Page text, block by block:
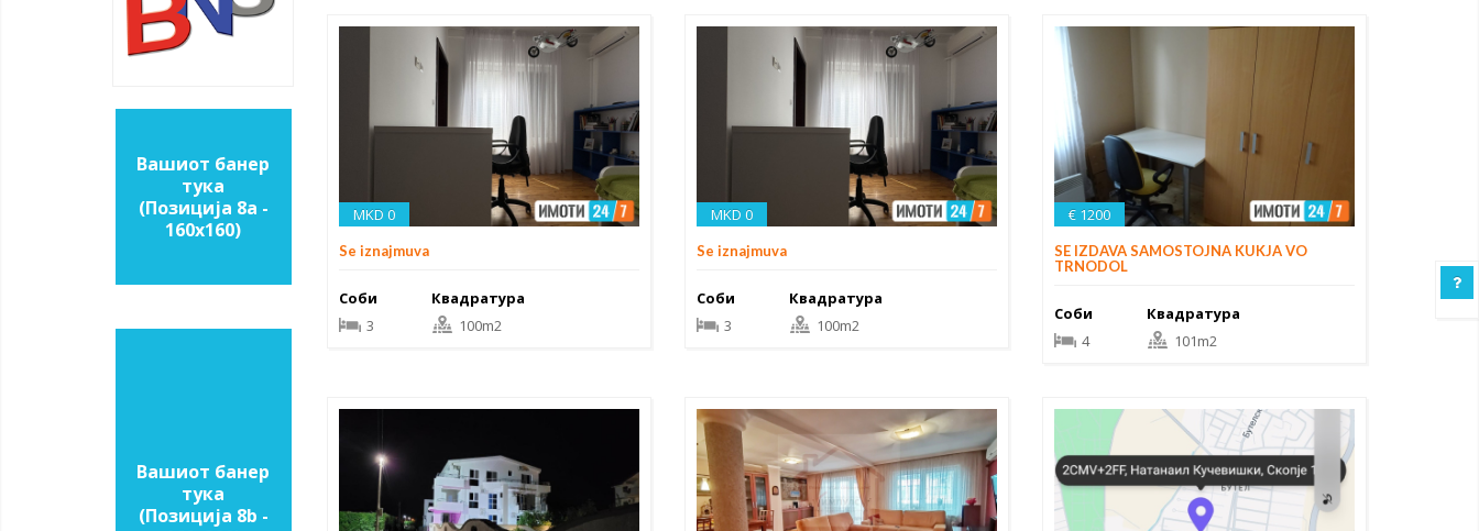
Вашиот банер
тука
(Позиција 8a -
160х160)
Вашиот банер
тука
(Позиција 8b -
MKD 0
Se iznajmuva
Соби
3
Квадратура
100m2
MKD 0
Se iznajmuva
Соби
3
Квадратура
100m2
€ 1200
SE IZDAVA SAMOSTOJNA KUKJA VO
TRNODOL
Соби
4
Квадратура
101m2